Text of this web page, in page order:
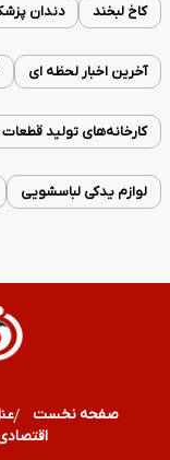
کاخ لبخند دندان
آخرین اخبار لحظه ای
کارخانه‌های تولید
لوازم یدکی لباسشویی
صفحه نخست